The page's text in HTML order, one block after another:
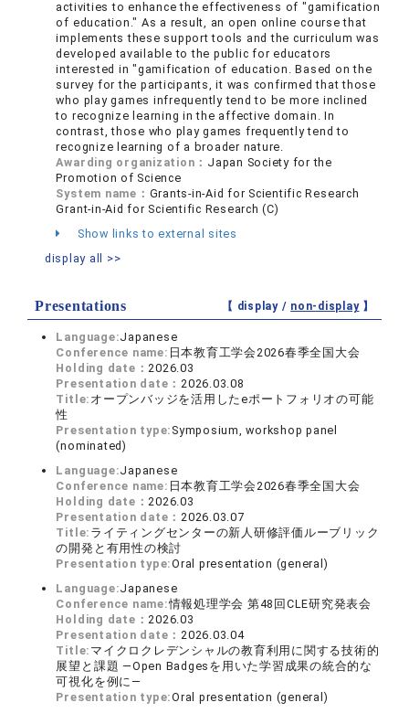
activities to enhance the effectiveness of "gamification
of education." As a result, an open online course that
implements these support tools and the curriculum was
developed available to the public for educators
interested in "gamification of education. Based on the
survey for the participants, it was confirmed that those
who play games infrequently tend to be more inclined
to recognize learning in the affective domain. In
contrast, those who play games frequently tend to
recognize learning of a broader nature.
Awarding organization： Japan Society for the
Promotion of Science
System name： Grants-in-Aid for Scientific Research
Grant-in-Aid for Scientific Research (C)
Show links to external sites
display all >>
Presentations 【 display / non-display】
Language:Japanese
Conference name: 日本教育工学会2026春季全国大会
Holding date： 2026.03
Presentation date： 2026.03.08
Title: オープンバッジを活用したeポートフォリオの可能
性
Presentation type: Symposium, workshop panel
(nominated)
Language:Japanese
Conference name: 日本教育工学会2026春季全国大会
Holding date： 2026.03
Presentation date： 2026.03.07
Title: ライティングセンターの新人研修評価ルーブリック
の開発と有用性の検討
Presentation type:Oral presentation (general)
Language:Japanese
Conference name:情報処理学会 第48回CLE研究発表会
Holding date： 2026.03
Presentation date： 2026.03.04
Title: マイクロクレデンシャルの教育利用に関する技術的
展望と課題 ―Open Badgesを用いた学習成果の統合的な
可視化を例に―
Presentation type:Oral presentation (general)